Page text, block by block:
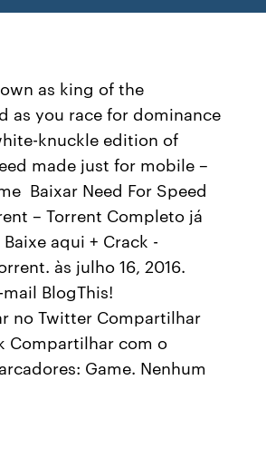
as king of the
as you race for dominance
knuckle edition of
made just for mobile –
Baixar Need For Speed
– Torrent Completo já
aqui + Crack -
às julho 16, 2016.
BlogThis!
no Twitter Compartilhar
Compartilhar com o
Game. Nenhum